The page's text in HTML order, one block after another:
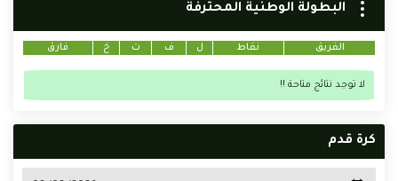
البطولة الوطنية المحترفة
الفريق نقاط ل ف ت خ فارق
لا توجد نتائج متاحة !!
كرة قدم